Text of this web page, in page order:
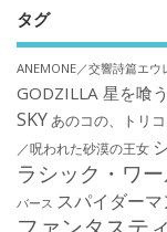
タグ
ANEMONE／交響詩篇エ
GODZILLA 星を喰
SKYあのコの、トリコ
／呪われた砂漠の王女
ラシック・ワ
バース スパイダー